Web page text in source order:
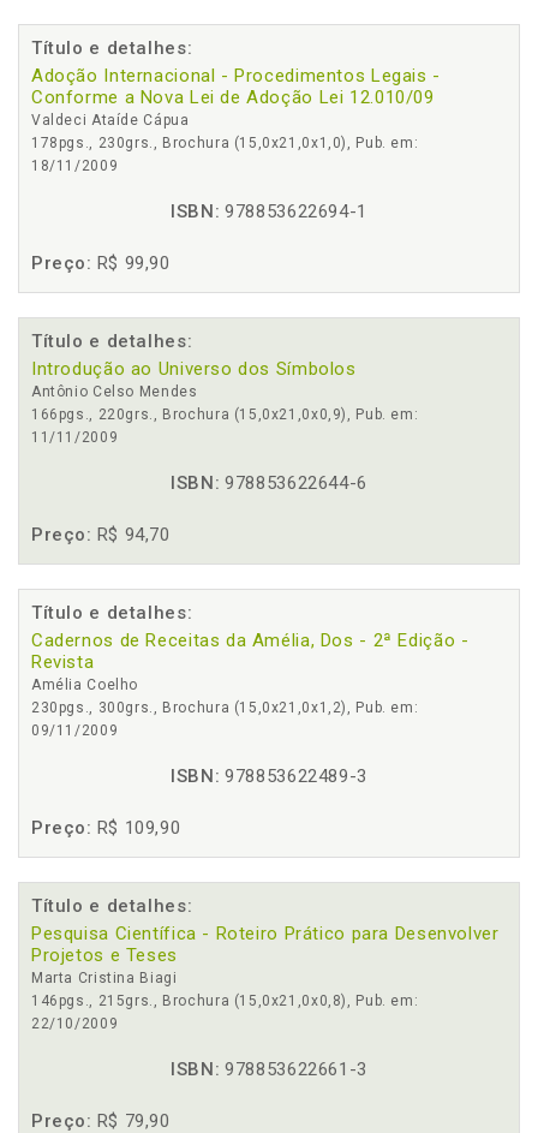
Título e detalhes:
Adoção Internacional - Procedimentos Legais -
Conforme a Nova Lei de Adoção Lei 12.010/09
Valdeci Ataíde Cápua
178pgs., 230grs., Brochura (15,0x21,0x1,0), Pub. em:
18/11/2009
ISBN: 978853622694-1
Preço: R$ 99,90
Título e detalhes:
Introdução ao Universo dos Símbolos
Antônio Celso Mendes
166pgs., 220grs., Brochura (15,0x21,0x0,9), Pub. em:
11/11/2009
ISBN: 978853622644-6
Preço: R$ 94,70
Título e detalhes:
Cadernos de Receitas da Amélia, Dos - 2ª Edição -
Revista
Amélia Coelho
230pgs., 300grs., Brochura (15,0x21,0x1,2), Pub. em:
09/11/2009
ISBN: 978853622489-3
Preço: R$ 109,90
Título e detalhes:
Pesquisa Científica - Roteiro Prático para Desenvolver
Projetos e Teses
Marta Cristina Biagi
146pgs., 215grs., Brochura (15,0x21,0x0,8), Pub. em:
22/10/2009
ISBN: 978853622661-3
Preço: R$ 79,90